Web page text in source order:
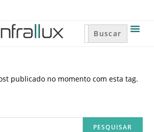
Search
for:
publicado no momento com esta tag.
PESQUISAR